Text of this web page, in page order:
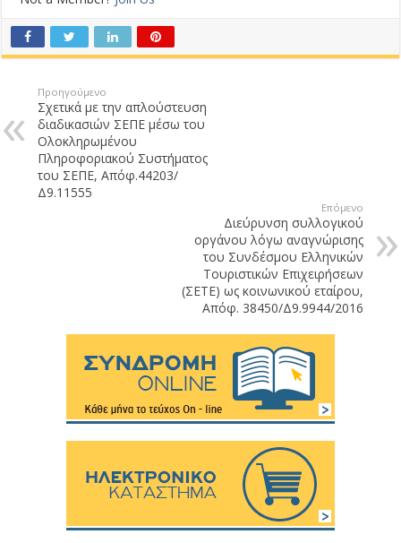
Προηγούμενο
Σχετικά με την απλούστευση
διαδικασιών ΣΕΠΕ μέσω του
Ολοκληρωμένου
Πληροφοριακού Συστήματος
του ΣΕΠΕ, Απόφ.44203/
Δ9.11555
Επόμενο
Διεύρυνση συλλογικού
οργάνου λόγω αναγνώρισης
του Συνδέσμου Ελληνικών
Τουριστικών Επιχειρήσεων
(ΣΕΤΕ) ως κοινωνικού εταίρου,
Απόφ. 38450/Δ9.9944/2016